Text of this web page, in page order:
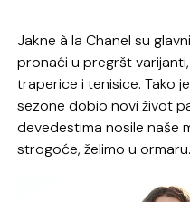
Jakne à la Chanel su
pronaći u pregršt
traperice i tenisice. Tako
sezone dobio novi život
devedestima nosile naše
strogoće, želimo u ormaru.